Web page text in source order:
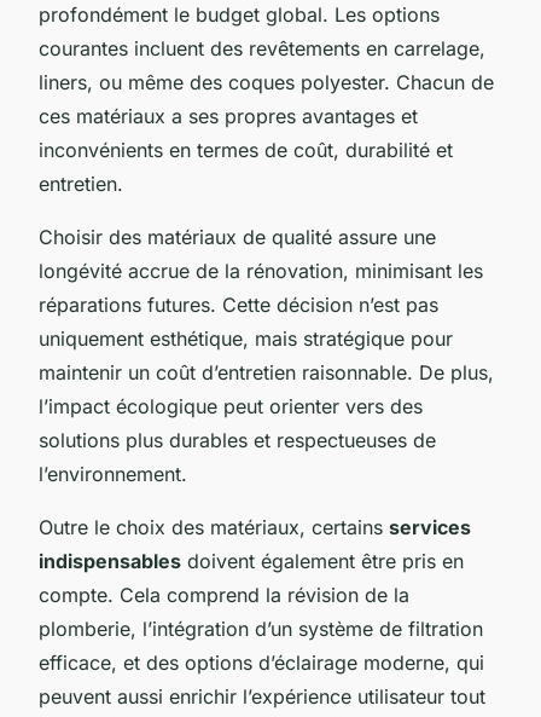
profondément le budget global. Les options
courantes incluent des revêtements en carrelage,
liners, ou même des coques polyester. Chacun de
ces matériaux a ses propres avantages et
inconvénients en termes de coût, durabilité et
entretien.
Choisir des matériaux de qualité assure une
longévité accrue de la rénovation, minimisant les
réparations futures. Cette décision n’est pas
uniquement esthétique, mais stratégique pour
maintenir un coût d’entretien raisonnable. De plus,
l’impact écologique peut orienter vers des
solutions plus durables et respectueuses de
l’environnement.
Outre le choix des matériaux, certains services
indispensables doivent également être pris en
compte. Cela comprend la révision de la
plomberie, l’intégration d’un système de filtration
efficace, et des options d’éclairage moderne, qui
peuvent aussi enrichir l’expérience utilisateur tout